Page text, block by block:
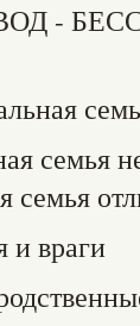
-
семья
и враги